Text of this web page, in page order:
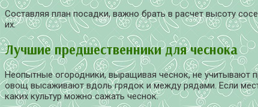
Составляя план посадки, важно брать в расчет высоту
их.
Лучшие предшественники для чеснока
Неопытные огородники, выращивая чеснок, не учитывают
овощ высаживают вдоль грядок и между рядами. Если
каких культур можно сажать чеснок.